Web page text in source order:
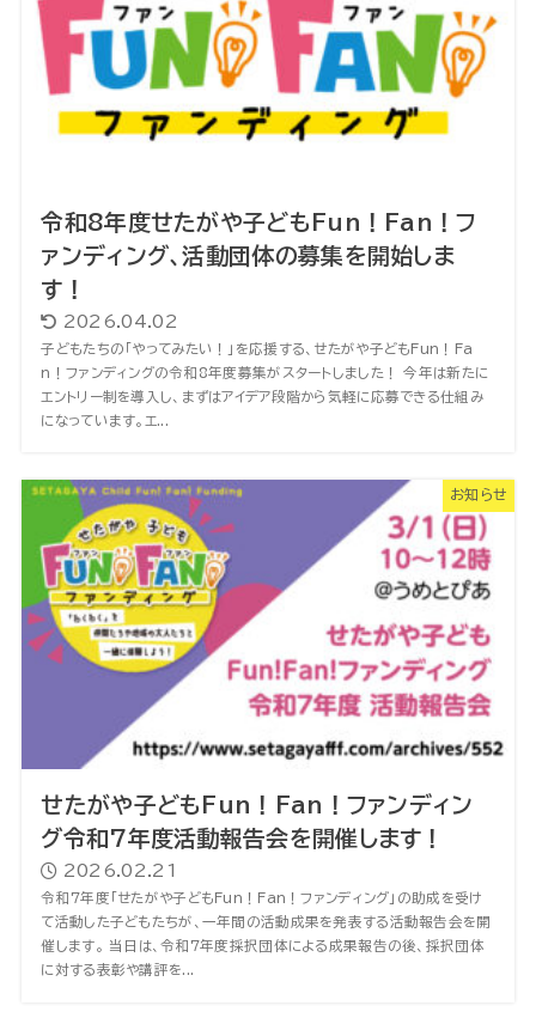
令和8年度せたがや子どもFun！Fan！フ
ァンディング、活動団体の募集を開始しま
す！
2026.04.02
子どもたちの「やってみたい！」を応援する、せたがや子どもFun！Fa
n！ファンディングの令和8年度募集がスタートしました！ 今年は新たに
エントリー制を導入し、まずはアイデア段階から気軽に応募できる仕組み
になっています。エ...
お知らせ
せたがや子どもFun！Fan！ファンディン
グ令和7年度活動報告会を開催します！
2026.02.21
令和7年度「せたがや子どもFun！Fan！ファンディング」の助成を受け
て活動した子どもたちが、一年間の活動成果を発表する活動報告会を開
催します。 当日は、令和7年度採択団体による成果報告の後、採択団体
に対する表彰や講評を...